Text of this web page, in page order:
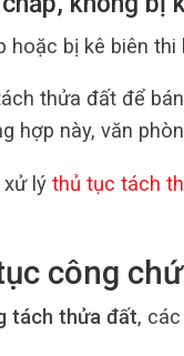
hoặc bị kê biên
thửa đất để
hợp này, văn
xử lý thủ tục tách
công
tách thửa đất,